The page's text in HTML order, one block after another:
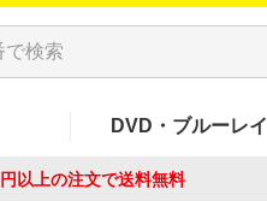
DVD・ブルーレイ
以上の注文で送料無料